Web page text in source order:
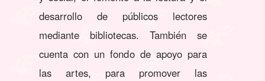
desarrollo de públicos lectores
mediante bibliotecas. También se
cuenta con un fondo de apoyo para
las artes, para promover las